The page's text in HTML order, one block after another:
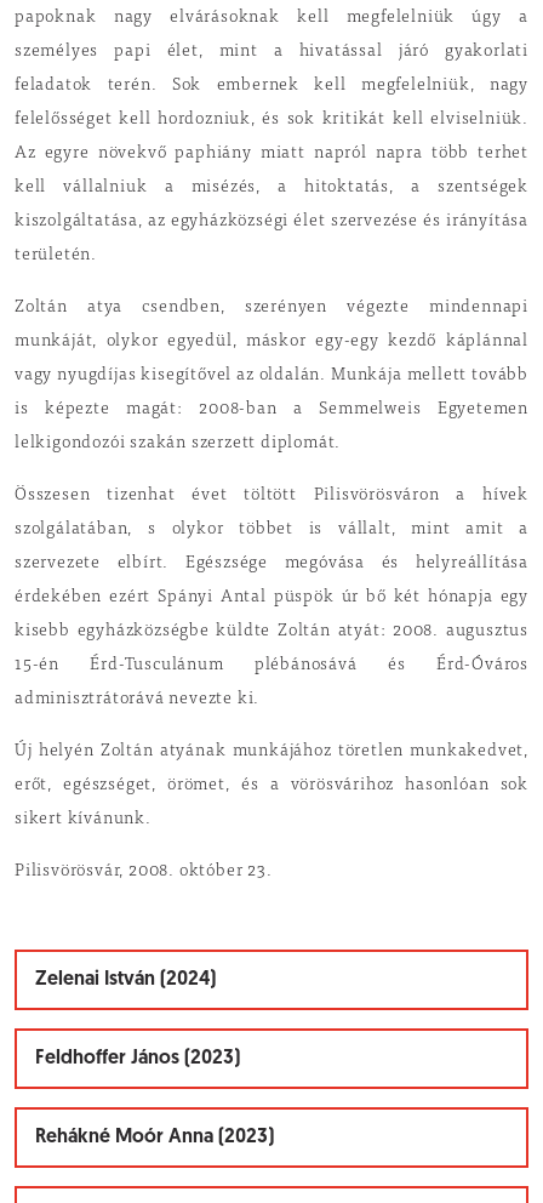
papoknak nagy elvárásoknak kell megfelelniük úgy a
személyes papi élet, mint a hivatással járó gyakorlati
feladatok terén. Sok embernek kell megfelelniük, nagy
felelősséget kell hordozniuk, és sok kritikát kell elviselniük.
Az egyre növekvő paphiány miatt napról napra több terhet
kell vállalniuk a misézés, a hitoktatás, a szentségek
kiszolgáltatása, az egyházközségi élet szervezése és irányítása
területén.
Zoltán atya csendben, szerényen végezte mindennapi
munkáját, olykor egyedül, máskor egy-egy kezdő káplánnal
vagy nyugdíjas kisegítővel az oldalán. Munkája mellett tovább
is képezte magát: 2008-ban a Semmelweis Egyetemen
lelkigondozói szakán szerzett diplomát.
Összesen tizenhat évet töltött Pilisvörösváron a hívek
szolgálatában, s olykor többet is vállalt, mint amit a
szervezete elbírt. Egészsége megóvása és helyreállítása
érdekében ezért Spányi Antal püspök úr bő két hónapja egy
kisebb egyházközségbe küldte Zoltán atyát: 2008. augusztus
15-én Érd-Tusculánum plébánosává és Érd-Óváros
adminisztrátorává nevezte ki.
Új helyén Zoltán atyának munkájához töretlen munkakedvet,
erőt, egészséget, örömet, és a vörösvárihoz hasonlóan sok
sikert kívánunk.
Pilisvörösvár, 2008. október 23.
Zelenai István (2024)
Feldhoffer János (2023)
Rehákné Moór Anna (2023)